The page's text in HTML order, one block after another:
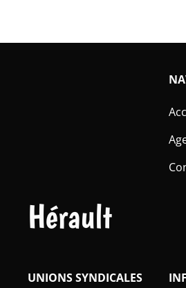
Hérault
UNIONS SYNDICALES